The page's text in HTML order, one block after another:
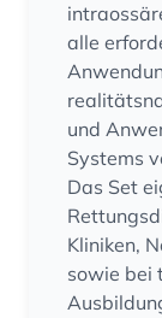
alle
und
Systems
Das Set
Kliniken,
sowie bei